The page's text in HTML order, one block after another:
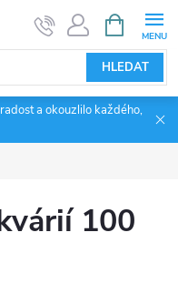
HLEDAT
NÁKUPNÍ
KOŠÍK
a okouzlilo každého,
100